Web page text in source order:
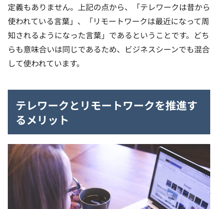
定義もありません。上記の点から、「テレワークは昔から
使われている言葉」、「リモートワークは最近になって周
知されるようになった言葉」であるということです。どち
らも意味合いは同じであるため、ビジネスシーンでも混合
して使われています。
テレワークとリモートワークを推進す
るメリット